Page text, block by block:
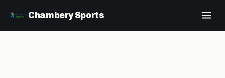
Chambery Sports